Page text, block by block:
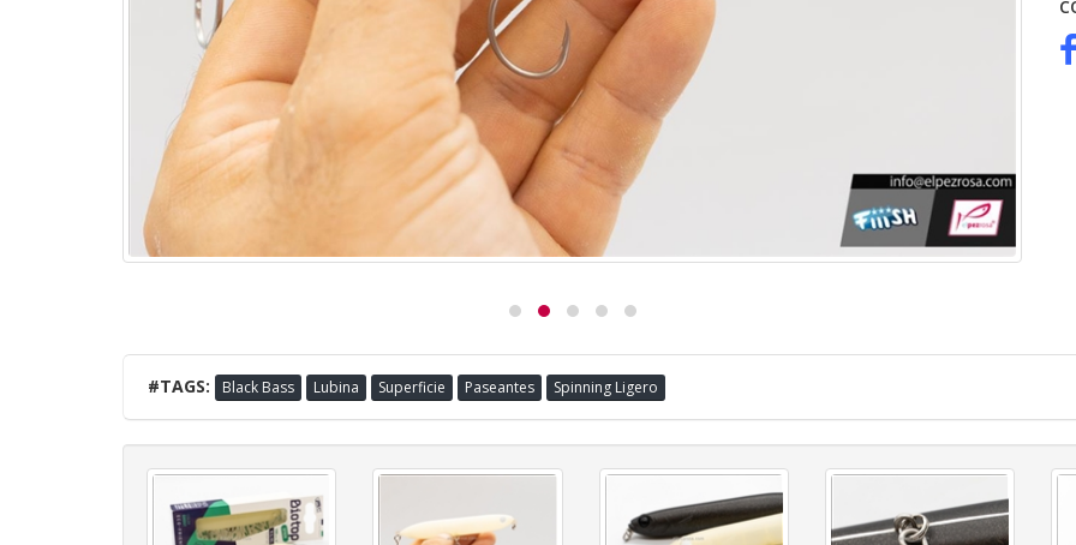
#TAGS: Black Bass Lubina Superficie Paseantes Spinning Ligero